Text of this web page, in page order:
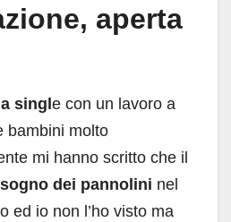
aperta
singl e con un lavoro a
bambini molto
mi hanno scritto che il
dei pannolini nel
ed io non l’ho visto ma